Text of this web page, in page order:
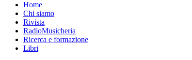
Home
Chi siamo
Rivista
RadioMusicheria
Ricerca e formazione
Libri